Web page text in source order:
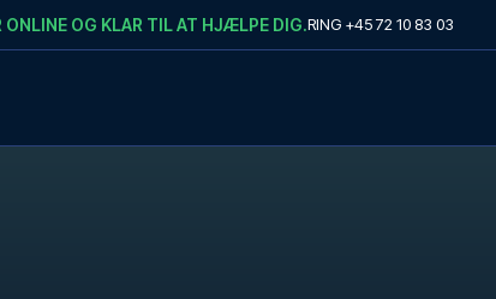
ONLINE OG KLAR TIL AT HJÆLPE DIG.RING +45 72 10 83 03